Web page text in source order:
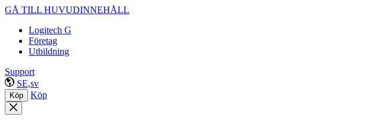
GÅ TILL HUVUDINNEHÅLL
Logitech G
Företag
Utbildning
Support
SE,sv
Köp Köp